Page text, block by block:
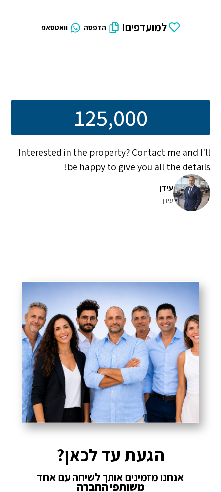
למועדפים! הדפסה וואטסאפ
125,000
Interested in the property? Contact me and I'll
be happy to give you all the details!
עידן
עידן
הגעת עד לכאן?
אנחנו מזמינים אותך לשיחה עם אחד
משותפי החברה